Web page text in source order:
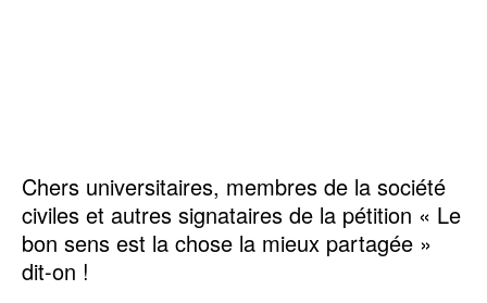
Chers universitaires, membres de la société
civiles et autres signataires de la pétition « Le
bon sens est la chose la mieux partagée »
dit-on !